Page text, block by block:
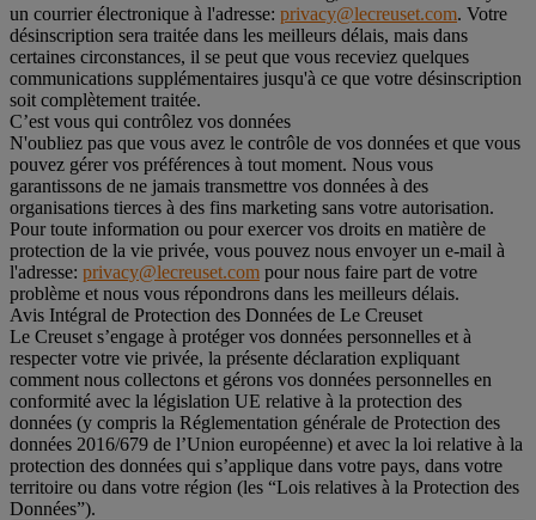
un courrier électronique à l'adresse: privacy@lecreuset.com. Votre
désinscription sera traitée dans les meilleurs délais, mais dans
certaines circonstances, il se peut que vous receviez quelques
communications supplémentaires jusqu'à ce que votre désinscription
soit complètement traitée.
C’est vous qui contrôlez vos données
N'oubliez pas que vous avez le contrôle de vos données et que vous
pouvez gérer vos préférences à tout moment. Nous vous
garantissons de ne jamais transmettre vos données à des
organisations tierces à des fins marketing sans votre autorisation.
Pour toute information ou pour exercer vos droits en matière de
protection de la vie privée, vous pouvez nous envoyer un e-mail à
l'adresse: privacy@lecreuset.com pour nous faire part de votre
problème et nous vous répondrons dans les meilleurs délais.
Avis Intégral de Protection des Données de Le Creuset
Le Creuset s’engage à protéger vos données personnelles et à
respecter votre vie privée, la présente déclaration expliquant
comment nous collectons et gérons vos données personnelles en
conformité avec la législation UE relative à la protection des
données (y compris la Réglementation générale de Protection des
données 2016/679 de l’Union européenne) et avec la loi relative à la
protection des données qui s’applique dans votre pays, dans votre
territoire ou dans votre région (les “Lois relatives à la Protection des
Données”).